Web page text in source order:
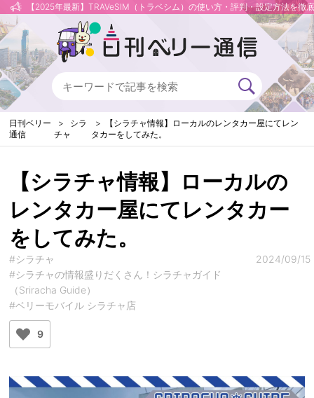
【2025年最新】TRAVeSIM（トラベシム）の使い方・評判・設定方法を徹
日刊ベリー
通信
シラ
チャ
【シラチャ情報】ローカルのレンタカー屋にてレン
タカーをしてみた。
【シラチャ情報】ローカルの
レンタカー屋にてレンタカー
をしてみた。
#シラチャ
#シラチャの情報盛りだくさん！シラチャガイド
（Sriracha Guide）
#ベリーモバイル シラチャ店
2024/09/15
9